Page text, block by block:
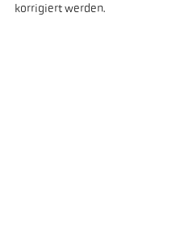
korrigiert werden.